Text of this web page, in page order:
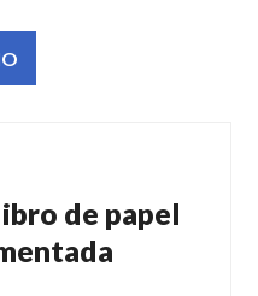
de papel